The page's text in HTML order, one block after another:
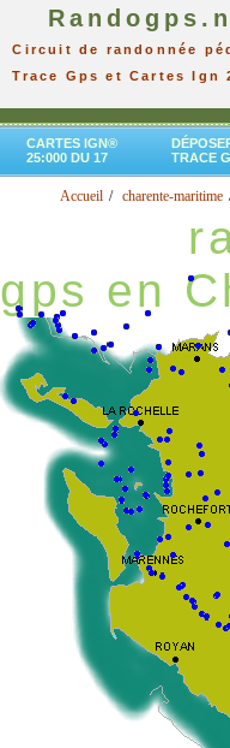
Circuit de randonnée
Trace Gps et Cartes Ign
CARTES IGN®
25:000 DU 17
TRACE
Accueil charente-maritime
gps en